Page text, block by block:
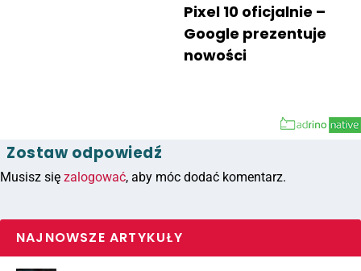
Pixel 10 oficjalnie –
Google prezentuje
nowości
Zostaw odpowiedź
Musisz się zalogować, aby móc dodać komentarz.
NAJNOWSZE ARTYKUŁY